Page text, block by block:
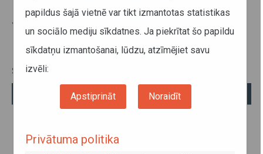
Satiksmes ministrs nosaka
piesardzības pasākumus vīrusa
izplatības ierobežošanai
sabiedriskajā transportā
papildus šajā vietnē var tikt izmantotas statistikas
un sociālo mediju sīkdatnes. Ja piekrītat šo papildu
sīkdatņu izmantošanai, lūdzu, atzīmējiet savu
izvēli:
Apstiprināt Noraidīt
Privātuma politika